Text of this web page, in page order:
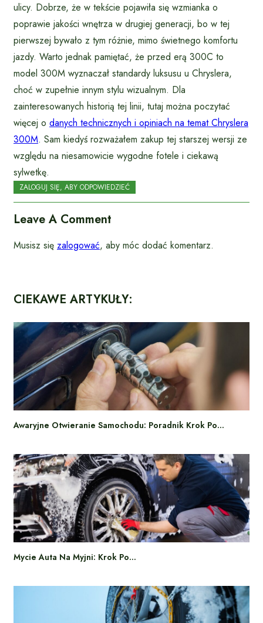
ulicy. Dobrze, że w tekście pojawiła się wzmianka o
poprawie jakości wnętrza w drugiej generacji, bo w tej
pierwszej bywało z tym różnie, mimo świetnego komfortu
jazdy. Warto jednak pamiętać, że przed erą 300C to
model 300M wyznaczał standardy luksusu u Chryslera,
choć w zupełnie innym stylu wizualnym. Dla
zainteresowanych historią tej linii, tutaj można poczytać
więcej o danych technicznych i opiniach na temat Chryslera
300M. Sam kiedyś rozważałem zakup tej starszej wersji ze
względu na niesamowicie wygodne fotele i ciekawą
sylwetkę.
ZALOGUJ SIĘ, ABY ODPOWIEDZIEĆ
Leave A Comment
Musisz się zalogować, aby móc dodać komentarz.
CIEKAWE ARTYKUŁY:
Awaryjne Otwieranie Samochodu: Poradnik Krok Po…
Mycie Auta Na Myjni: Krok Po…